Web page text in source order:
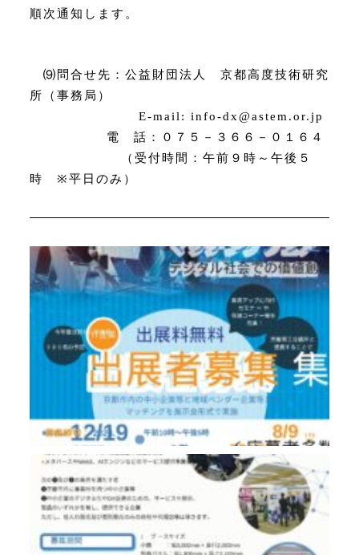
順次通知します。
⑼ 問合せ先：公益財団法人 京都高度技術研究
所（事務局）
E-mail: info-dx@astem.or.jp
電 話：０７５－３６６－０１６４
（受付時間：午前９時～午後５
時 ※平日のみ）